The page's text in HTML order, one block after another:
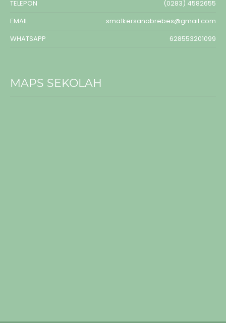
TELEPON
(0283) 4582655
EMAIL
sma1kersanabrebes@gmail.com
WHATSAPP
628553201099
MAPS SEKOLAH